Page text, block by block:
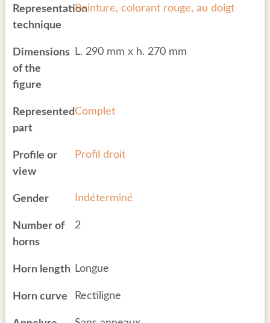
Representation
technique
Peinture, colorant rouge, au doigt
Dimensions
of the
figure
L. 290 mm x h. 270 mm
Represented
part
Complet
Profile or
view
Profil droit
Gender Indéterminé
Number of
horns
2
Horn length Longue
Horn curve Rectiligne